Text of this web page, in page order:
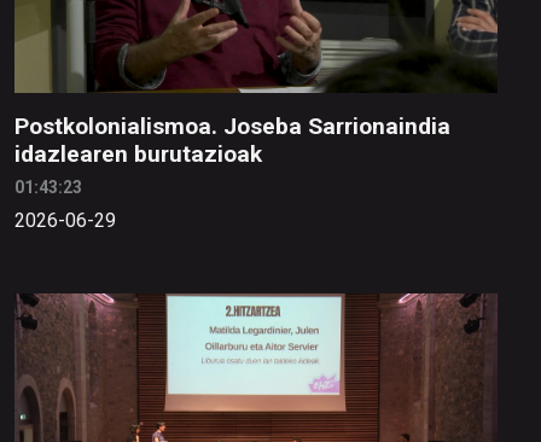
Postkolonialismoa. Joseba Sarrionaindia
idazlearen burutazioak
01:43:23
2026-06-29